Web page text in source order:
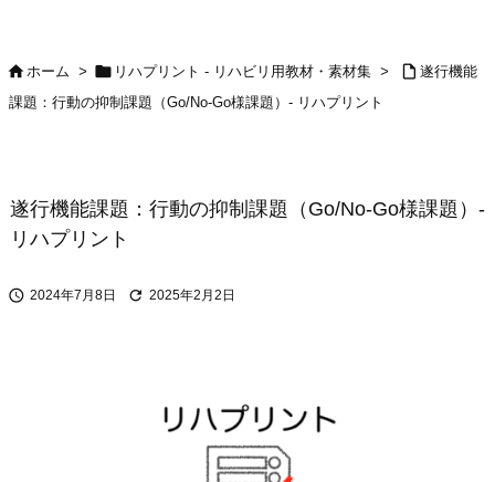
ホーム >  リハプリント - リハビリ用教材・素材集 >  遂行機能
課題：行動の抑制課題（Go/No-Go様課題）- リハプリント
遂行機能課題：行動の抑制課題（Go/No-Go様課題）-
リハプリント
 2024年7月8日  2025年2月2日